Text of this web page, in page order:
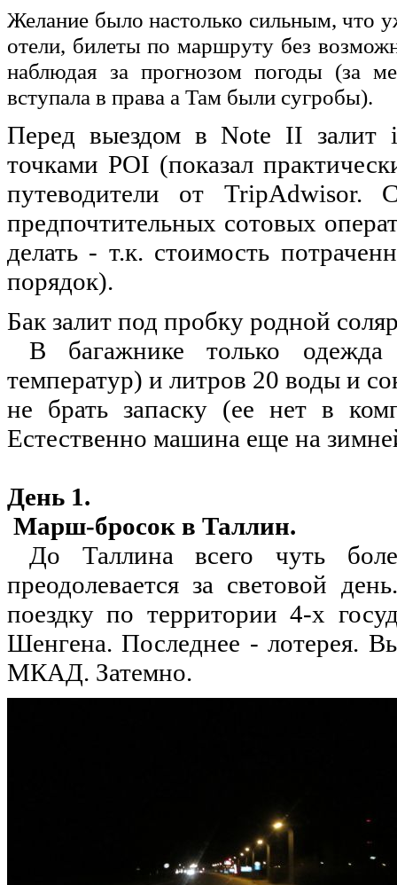
Желание было настолько сильным, что
отели, билеты по маршруту без
наблюдая за прогнозом погоды (за
вступала в права а Там были сугробы).
Перед выездом в Note II залит
точками POI (показал
путеводители от TripAdwisor.
предпочтительных сотовых
делать - т.к. стоимость
порядок).
Бак залит под пробку родной
В багажнике только одежда
температур) и литров 20 воды и
не брать запаску (ее нет в
Естественно машина еще на
День 1.
Марш-бросок в Таллин.
До Таллина всего чуть
преодолевается за световой
поездку по территории 4-х
Шенгена. Последнее - лотерея.
МКАД. Затемно.